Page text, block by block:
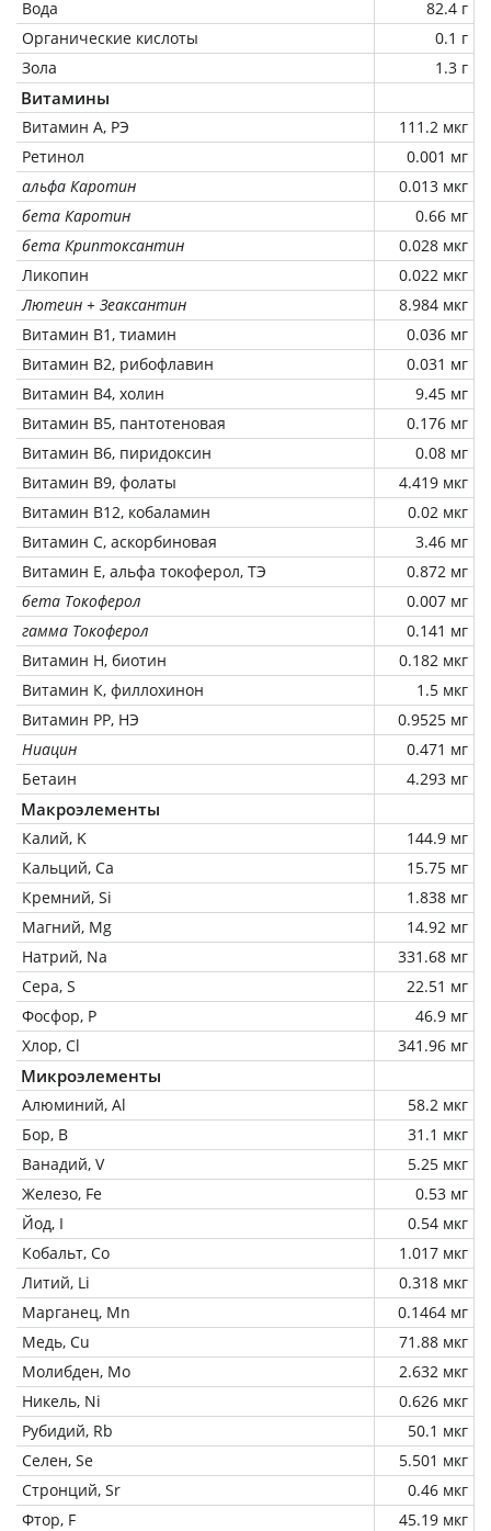
Вода
82.4 г
Органические кислоты
0.1 г
Зола
1.3 г
Витамины
Витамин А, РЭ
111.2 мкг
Ретинол
0.001 мг
альфа Каротин
0.013 мкг
бета Каротин
0.66 мг
бета Криптоксантин
0.028 мкг
Ликопин
0.022 мкг
Лютеин + Зеаксантин
8.984 мкг
Витамин В1, тиамин
0.036 мг
Витамин В2, рибофлавин
0.031 мг
Витамин В4, холин
9.45 мг
Витамин В5, пантотеновая
0.176 мг
Витамин В6, пиридоксин
0.08 мг
Витамин В9, фолаты
4.419 мкг
Витамин В12, кобаламин
0.02 мкг
Витамин C, аскорбиновая
3.46 мг
Витамин Е, альфа токоферол, ТЭ
0.872 мг
бета Токоферол
0.007 мг
гамма Токоферол
0.141 мг
Витамин Н, биотин
0.182 мкг
Витамин К, филлохинон
1.5 мкг
Витамин РР, НЭ
0.9525 мг
Ниацин
0.471 мг
Бетаин
4.293 мг
Макроэлементы
Калий, K
144.9 мг
Кальций, Ca
15.75 мг
Кремний, Si
1.838 мг
Магний, Mg
14.92 мг
Натрий, Na
331.68 мг
Сера, S
22.51 мг
Фосфор, P
46.9 мг
Хлор, Cl
341.96 мг
Микроэлементы
Алюминий, Al
58.2 мкг
Бор, B
31.1 мкг
Ванадий, V
5.25 мкг
Железо, Fe
0.53 мг
Йод, I
0.54 мкг
Кобальт, Co
1.017 мкг
Литий, Li
0.318 мкг
Марганец, Mn
0.1464 мг
Медь, Cu
71.88 мкг
Молибден, Mo
2.632 мкг
Никель, Ni
0.626 мкг
Рубидий, Rb
50.1 мкг
Селен, Se
5.501 мкг
Стронций, Sr
0.46 мкг
Фтор, F
45.19 мкг